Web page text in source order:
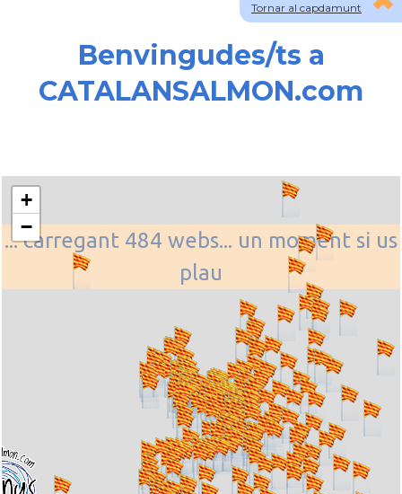
Tornar al capdamunt
Benvingudes/ts a
CATALANSALMON.com
... carregant 484 webs... un moment si us
plau
+
−